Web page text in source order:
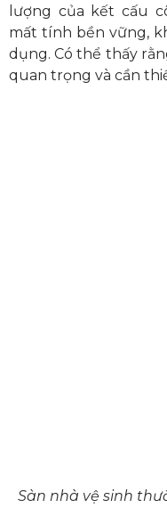
lượng của kết cấu
mất tính bền vững,
dụng. Có thể thấy
quan trọng và cần
Sàn nhà vệ sinh